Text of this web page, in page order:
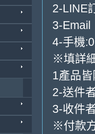
2-LINE
3-Email
4-手機
※填詳
1產品
2-送件
3-收件
※付款